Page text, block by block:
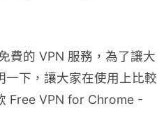
費的 VPN 服務，為了讓大
一下，讓大家在使用上比較
Free VPN for Chrome -